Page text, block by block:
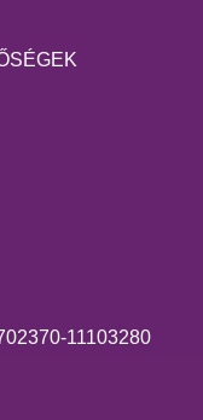
11103280